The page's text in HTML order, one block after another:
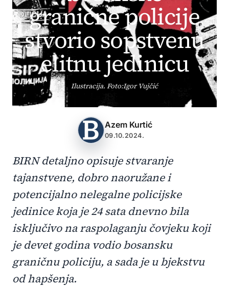
granične policije
stvorio sopstvenu
elitnu jedinicu
Ilustracija. Foto:Igor Vujčić
Azem Kurtić
09.10.2024.
BIRN detaljno opisuje stvaranje
tajanstvene, dobro naoružane i
potencijalno nelegalne policijske
jedinice koja je 24 sata dnevno bila
isključivo na raspolaganju čovjeku koji
je devet godina vodio bosansku
graničnu policiju, a sada je u bjekstvu
od hapšenja.